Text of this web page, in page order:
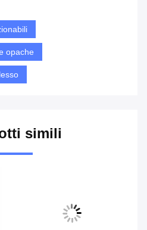
opache
simili